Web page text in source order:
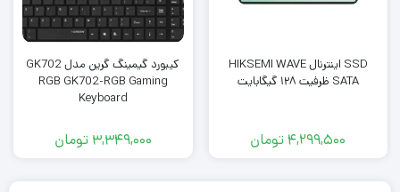
SSD اینترنال HIKSEMI WAVE
SATA ظرفیت ۱۲۸ گیگابایت
4,299,500 تومان
کیبورد گیمینگ گرین مدل GK702
RGB GK702-RGB Gaming
Keyboard
3,349,000 تومان